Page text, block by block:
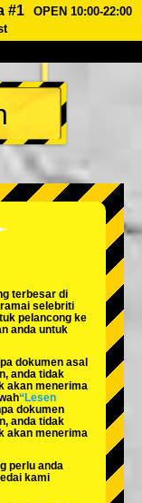
#1
OPEN 10:00-22:00
Harga
Akihabara#1
Tokyo Bay
Osaka
terbesar di
ramai selebriti
pelancong ke
anda untuk
dokumen asal
anda tidak
akan menerima
“Lesen
dokumen
anda tidak
akan menerima
perlu anda
kami